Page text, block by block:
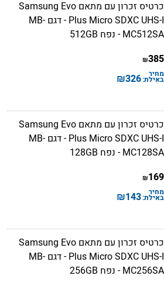
כרטיס זכרון עם מתאם Samsung Evo
Plus Micro SDXC UHS-I - דגם MB-
MC512SA - נפח 512GB
385
₪
מחיר
באילת:326
₪
כרטיס זכרון עם מתאם Samsung Evo
Plus Micro SDXC UHS-I - דגם MB-
MC128SA - נפח 128GB
169
₪
מחיר
באילת:143
₪
כרטיס זכרון עם מתאם Samsung Evo
Plus Micro SDXC UHS-I - דגם MB-
MC256SA - נפח 256GB